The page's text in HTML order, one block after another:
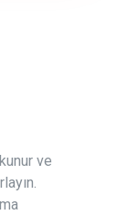
ve